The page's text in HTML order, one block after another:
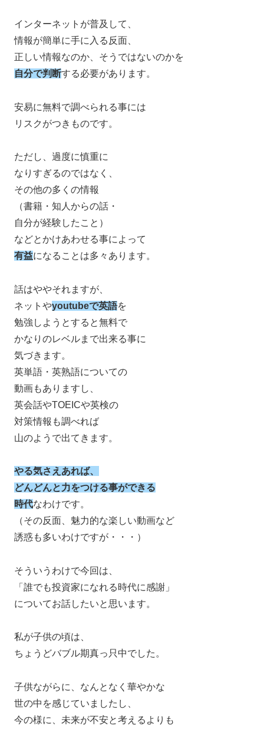
インターネットが普及して、
情報が簡単に手に入る反面、
正しい情報なのか、そうではないのかを
自分で判断する必要があります。
安易に無料で調べられる事には
リスクがつきものです。
ただし、過度に慎重に
なりすぎるのではなく、
その他の多くの情報
（書籍・知人からの話・
自分が経験したこと）
などとかけあわせる事によって
有益になることは多々あります。
話はややそれますが、
ネットやyoutubeで英語を
勉強しようとすると無料で
かなりのレベルまで出来る事に
気づきます。
英単語・英熟語についての
動画もありますし、
英会話やTOEICや英検の
対策情報も調べれば
山のようで出てきます。
やる気さえあれば、
どんどんと力をつける事ができる
時代なわけです。
（その反面、魅力的な楽しい動画など
誘惑も多いわけですが・・・）
そういうわけで今回は、
「誰でも投資家になれる時代に感謝」
についてお話したいと思います。
私が子供の頃は、
ちょうどバブル期真っ只中でした。
子供ながらに、なんとなく華やかな
世の中を感じていましたし、
今の様に、未来が不安と考えるよりも